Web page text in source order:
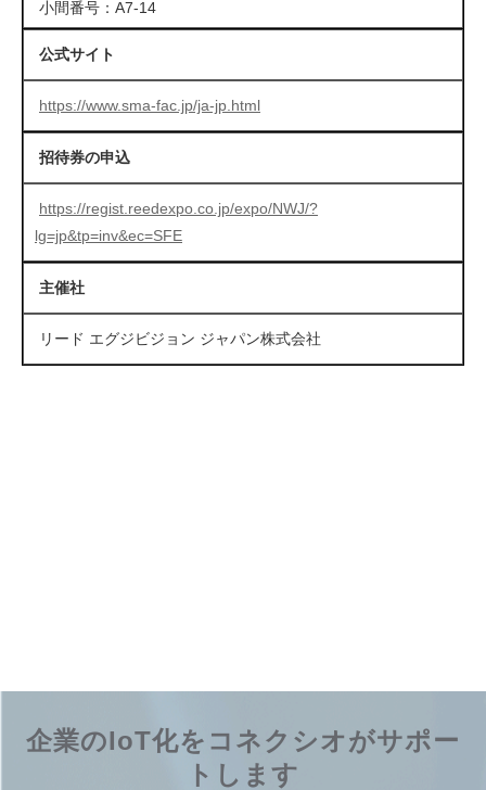
小間番号：A7-14
公式サイト
https://www.sma-fac.jp/ja-jp.html
招待券の申込
https://regist.reedexpo.co.jp/expo/NWJ/?
lg=jp&tp=inv&ec=SFE
主催社
リード エグジビジョン ジャパン株式会社
企業のIoT化をコネクシオがサポー
トします